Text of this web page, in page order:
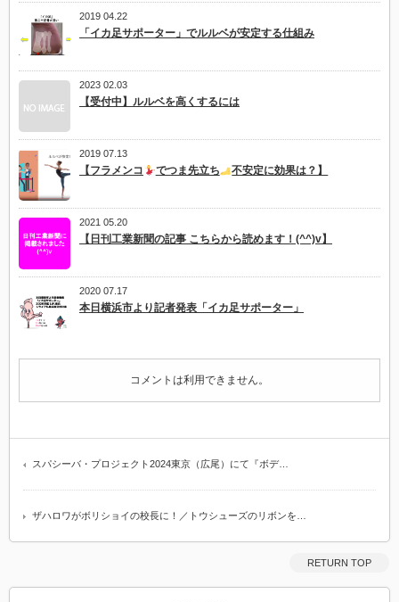
2019 04.22
「イカ足サポーター」でルルベが安定する仕組み
2023 02.03
【受付中】ルルベを高くするには
2019 07.13
【フラメンコ でつま先立ち 不安定に効果は？】
2021 05.20
【日刊工業新聞の記事 こちらから読めます！(^^)v】
2020 07.17
本日横浜市より記者発表「イカ足サポーター」
コメントは利用できません。
スパシーバ・プロジェクト2024東京（広尾）にて『ボデ…
ザハロワがボリショイの校長に！／トウシューズのリボンを…
RETURN TOP